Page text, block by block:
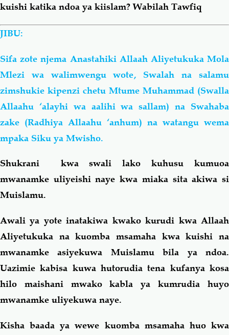
kuishi katika ndoa ya kiislam? Wabilah Tawfiq
JIBU:
Sifa zote njema Anastahiki Allaah Aliyetukuka Mola
Mlezi wa walimwengu wote, Swalah na salamu
zimshukie kipenzi chetu Mtume Muhammad (Swalla
Allaahu ‘alayhi wa aalihi wa sallam) na Swahaba
zake (Radhiya Allaahu ‘anhum) na watangu wema
mpaka Siku ya Mwisho.
Shukrani kwa swali lako kuhusu kumuoa
mwanamke uliyeishi naye kwa miaka sita akiwa si
Muislamu.
Awali ya yote inatakiwa kwako kurudi kwa Allaah
Aliyetukuka na kuomba msamaha kwa kuishi na
mwanamke asiyekuwa Muislamu bila ya ndoa.
Uazimie kabisa kuwa hutorudia tena kufanya kosa
hilo maishani mwako kabla ya kumrudia huyo
mwanamke uliyekuwa naye.
Kisha baada ya wewe kuomba msamaha huo kwa